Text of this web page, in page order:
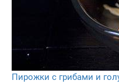
Пирожки с грибами и